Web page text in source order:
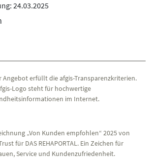
24.03.2025
Angebot erfüllt die afgis-Transparenzkriterien.
Logo steht für hochwertige
im Internet.
„Von Kunden empfohlen“ 2025 von
für DAS REHAPORTAL. Ein Zeichen für
Service und Kundenzufriedenheit.